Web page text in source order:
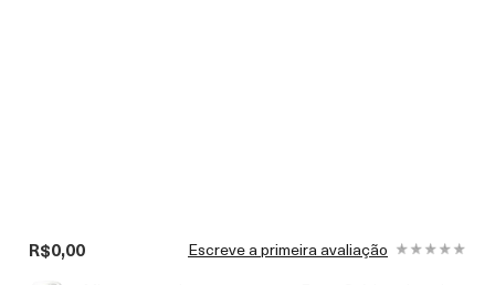
R$0,00
Escreve a primeira avaliação